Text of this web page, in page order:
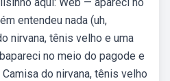
entendeu nada (uh,
nirvana, tênis velho e uma
no meio do pagode e
do nirvana, tênis velho